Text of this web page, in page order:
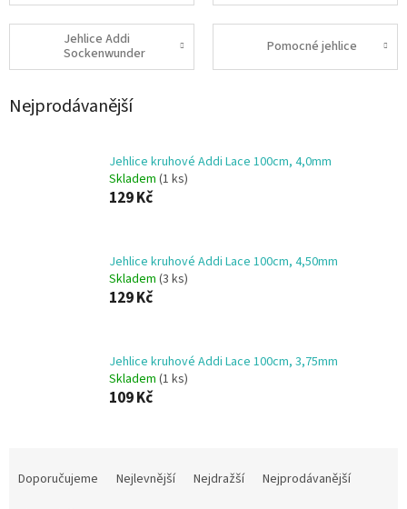
Jehlice Addi
Sockenwunder
Pomocné jehlice
Nejprodávanější
Jehlice kruhové Addi Lace 100cm, 4,0mm
Skladem (1 ks)
129 Kč
Jehlice kruhové Addi Lace 100cm, 4,50mm
Skladem (3 ks)
129 Kč
Jehlice kruhové Addi Lace 100cm, 3,75mm
Skladem (1 ks)
109 Kč
Doporučujeme Nejlevnější Nejdražší
Nejprodávanější